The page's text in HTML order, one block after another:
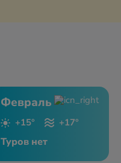
Февраль
+15° +17°
Туров нет